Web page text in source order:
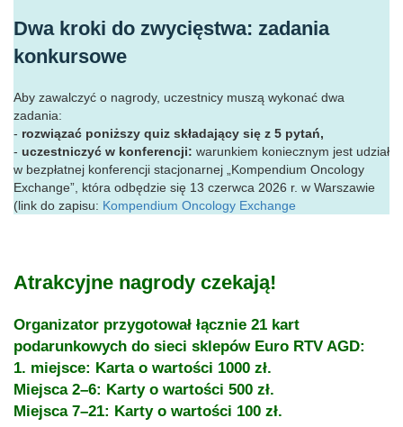
Dwa kroki do zwycięstwa: zadania
konkursowe
Aby zawalczyć o nagrody, uczestnicy muszą wykonać dwa
zadania:
- rozwiązać poniższy quiz składający się z 5 pytań,
- uczestniczyć w konferencji: warunkiem koniecznym jest udział
w bezpłatnej konferencji stacjonarnej „Kompendium Oncology
Exchange”, która odbędzie się 13 czerwca 2026 r. w Warszawie
(link do zapisu: Kompendium Oncology Exchange
Atrakcyjne nagrody czekają!
Organizator przygotował łącznie 21 kart
podarunkowych do sieci sklepów Euro RTV AGD:
1. miejsce: Karta o wartości 1000 zł.
Miejsca 2–6: Karty o wartości 500 zł.
Miejsca 7–21: Karty o wartości 100 zł.